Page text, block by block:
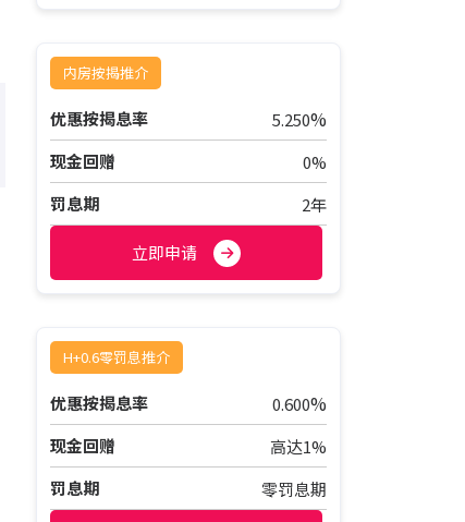
内房按揭推介
优惠按揭息率 5.250%
现金回赠
0%
罚息期
2年
立即申请
H+0.6零罚息推介
优惠按揭息率 0.600%
现金回赠
高达1%
罚息期
零罚息期